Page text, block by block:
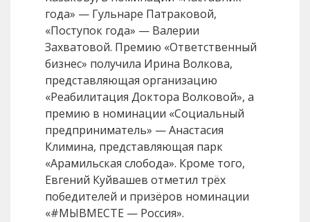
года» — Гульнаре Патраковой,
«Поступок года» — Валерии
Захватовой. Премию «Ответственный
бизнес» получила Ирина Волкова,
представляющая организацию
«Реабилитация Доктора Волковой», а
премию в номинации «Социальный
предприниматель» — Анастасия
Климина, представляющая парк
«Арамильская слобода». Кроме того,
Евгений Куйвашев отметил трёх
победителей и призёров номинации
«#МЫВМЕСТЕ — Россия».